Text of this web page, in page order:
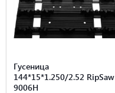
Гусеница
144*15*1.250/2.52 RipSaw
9006H